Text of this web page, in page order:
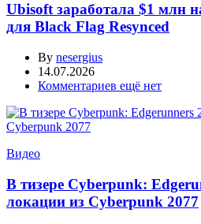
Ubisoft заработала $1 млн
для Black Flag Resynced
By nesergius
14.07.2026
Комментариев ещё нет
Видео
В тизере Cyberpunk:
локации из Cyberpunk 2077